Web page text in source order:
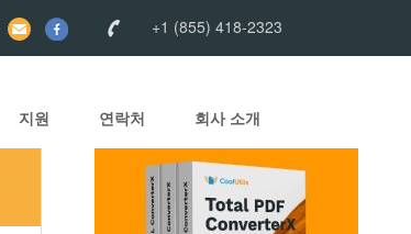
+1 (855) 418-2323
지원 연락처 회사 소개